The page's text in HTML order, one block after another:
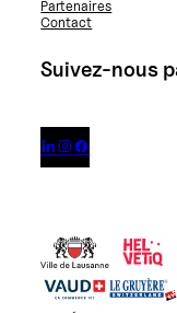
Partenaires
Contact
Suivez-nous
  